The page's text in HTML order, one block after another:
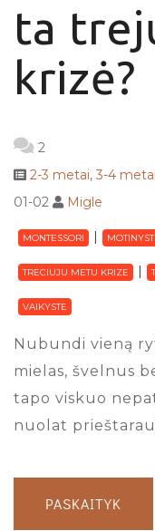
ta
krizė?
2
2-3 metai, 3-4 metai
01-02
Migle
MONTESSORI
TRECIUJU METU KRIZE
VAIKYSTE
Nubundi vieną
mielas, švelnus
tapo viskuo
nuolat
PASKAITYK